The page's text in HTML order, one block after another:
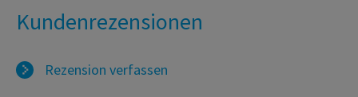
Kundenrezensionen
Rezension verfassen